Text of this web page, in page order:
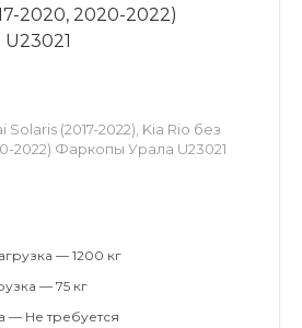
2020, 2020-2022)
(2017-2022), Kia Rio без
2022) Фаркопы Урала U23021
— 1200 кг
— 75 кг
— Не требуется